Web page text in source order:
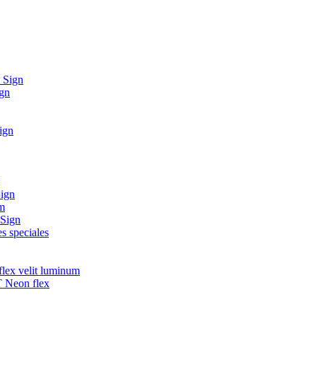
Sign
speciales
velit luminum
Neon flex